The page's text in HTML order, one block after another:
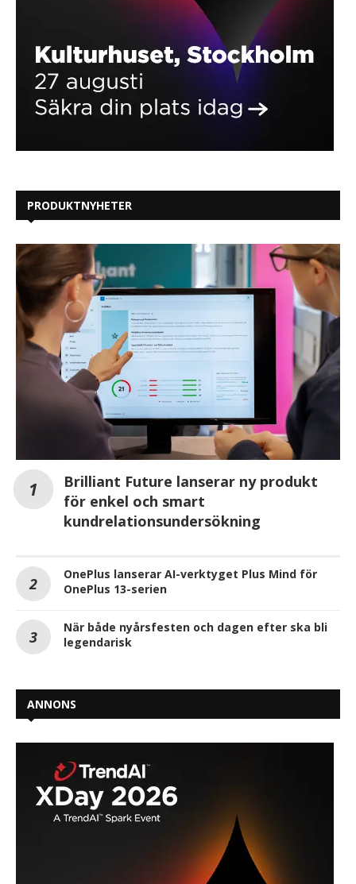
PRODUKTNYHETER
Brilliant Future lanserar ny produkt
för enkel och smart
kundrelationsundersökning
OnePlus lanserar AI-verktyget Plus Mind för
OnePlus 13-serien
När både nyårsfesten och dagen efter ska bli
legendarisk
ANNONS